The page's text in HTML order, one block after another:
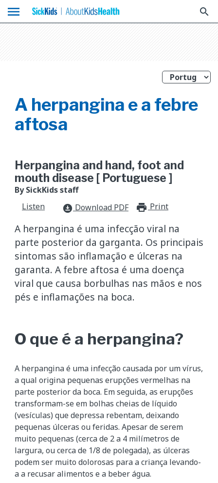
menu search
A herpangina e a febre
aftosa
Herpangina and hand, foot and
mouth disease [ Portuguese ]
By SickKids staff
Listen
download_for_offline Download PDF Print
A herpangina é uma infecção viral na
parte posterior da garganta. Os principais
sintomas são inflamação e úlceras na
garanta. A febre aftosa é uma doença
viral que causa borbulhas nas mãos e nos
pés e inflamações na boca.
O que é a herpangina?
A herpangina é uma infecção causada por um vírus,
a qual origina pequenas erupções vermelhas na
parte posterior da boca. Em seguida, as erupções
transformam-se em bolhas cheias de líquido
(vesículas) que depressa rebentam, deixando
pequenas úlceras ou feridas. Apesar de serem
muito pequenas (cerca de 2 a 4 milímetros de
largura, ou cerca de 1/8 de polegada), as úlceras
podem ser muito dolorosas para a criança levando-
a a recusar alimentos e a beber água.